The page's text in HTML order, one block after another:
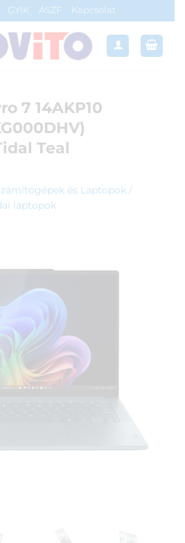
GYIK ÁSZF Kapcsolat
7 14AKP10
Teal
és Laptopok /
laptopok